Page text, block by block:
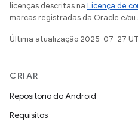
licenças descritas na Licença de
marcas registradas da Oracle e/ou
Última atualização 2025-07-27
CRIAR
Repositório do Android
Requisitos